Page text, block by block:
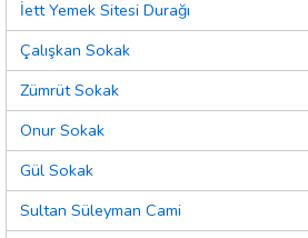
İett Yemek Sitesi Durağı
Çalışkan Sokak
Zümrüt Sokak
Onur Sokak
Gül Sokak
Sultan Süleyman Cami